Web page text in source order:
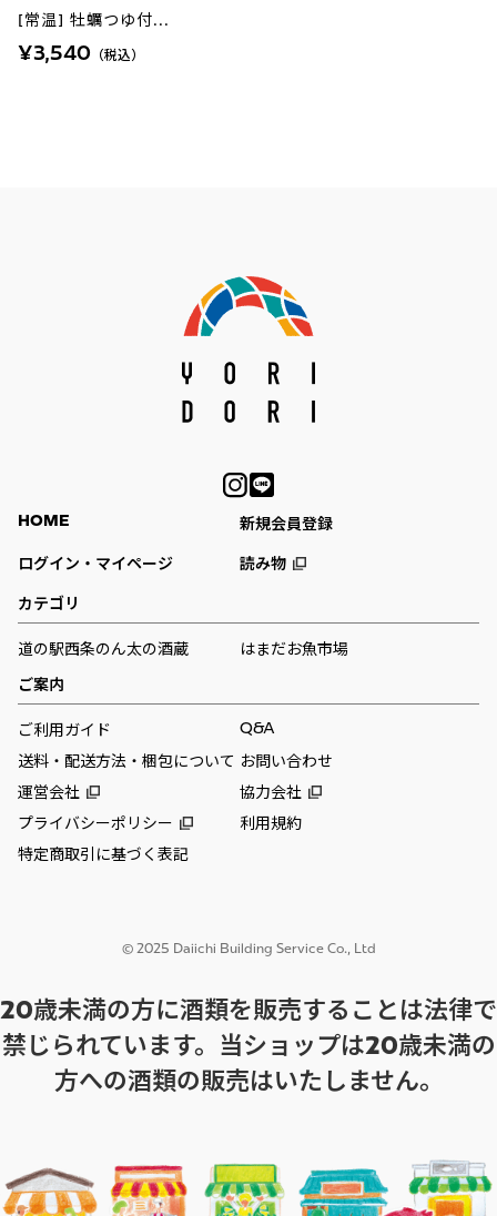
[常温] 牡蠣つゆ付...
¥3,540 （税込）
HOME 新規会員登録
ログイン・マイページ 読み物
カテゴリ
道の駅西条のん太の酒蔵 はまだお魚市場
ご案内
ご利用ガイド
Q&A
送料・配送方法・梱包について お問い合わせ
運営会社
協力会社
プライバシーポリシー
利用規約
特定商取引に基づく表記
© 2025 Daiichi Building Service Co., Ltd
20歳未満の方に酒類を販売することは法律で
禁じられています。当ショップは20歳未満の
方への酒類の販売はいたしません。